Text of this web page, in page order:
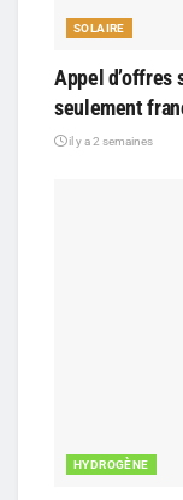
SOLAIRE
Appel d’offres
seulement
il y a 2 semaines
HYDROGÈNE